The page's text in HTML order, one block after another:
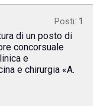
Posti: 1
di un posto di
concorsuale
e
e chirurgia «A.